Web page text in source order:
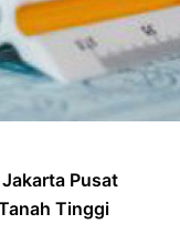
Pusat
Tinggi